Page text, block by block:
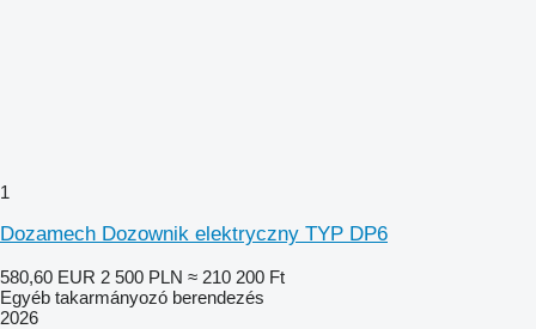
1
Dozamech Dozownik elektryczny TYP DP6
580,60 EUR 2 500 PLN ≈ 210 200 Ft
Egyéb takarmányozó berendezés
2026